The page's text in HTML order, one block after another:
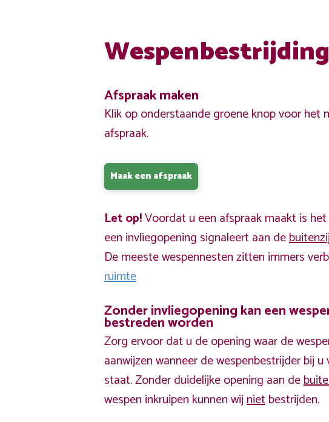
Wespenbestrijding
Afspraak maken
Klik op onderstaande groene knop voor het
afspraak.
Maak een afspraak
Let op!Voordat u een afspraak maakt is
een invliegopening signaleert aan de
De meeste wespennesten zitten immers
ruimte
Zonder invliegopening kan een
bestreden worden
Zorg ervoor dat u de opening waar de
aanwijzen wanneer de wespenbestrijder bij
staat. Zonder duidelijke opening aan de
wespen inkruipen kunnen wijnietbestrijden.